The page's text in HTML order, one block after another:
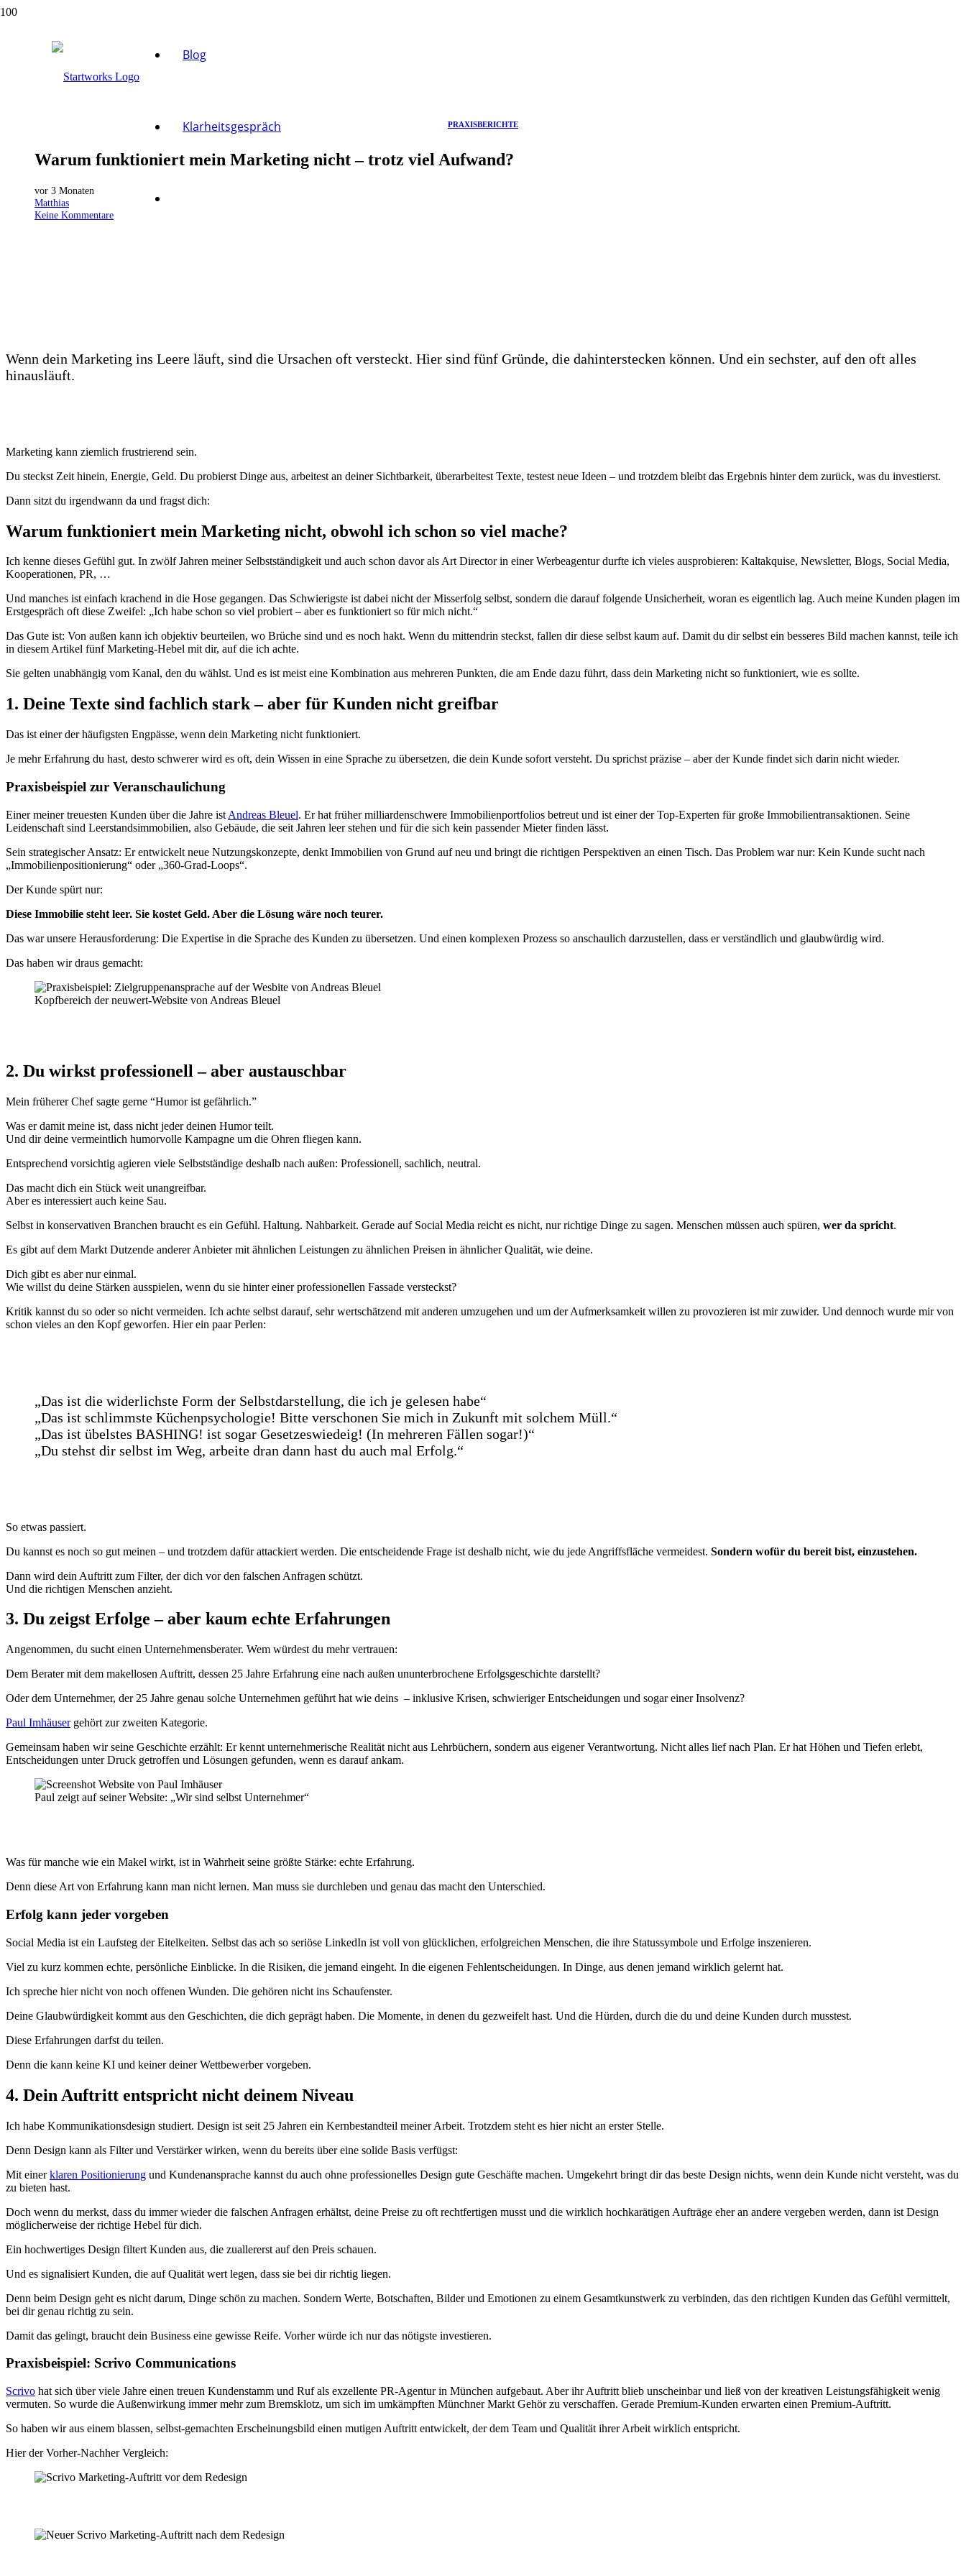
Blog
Klarheitsgespräch PRAXISBERICHTE
Warum funktioniert mein Marketing nicht – trotz viel Aufwand?
vor 3 Monaten
Matthias
Keine Kommentare
Wenn dein Marketing ins Leere läuft, sind die Ursachen oft versteckt. Hier sind fünf Gründe, die dahinterstecken können. Und ein sechster, auf den oft alles
hinausläuft.
Marketing kann ziemlich frustrierend sein.
Du steckst Zeit hinein, Energie, Geld. Du probierst Dinge aus, arbeitest an deiner Sichtbarkeit, überarbeitest Texte, testest neue Ideen – und trotzdem bleibt das Ergebnis hinter dem zurück, was du investierst.
Dann sitzt du irgendwann da und fragst dich:
Warum funktioniert mein Marketing nicht, obwohl ich schon so viel mache?
Ich kenne dieses Gefühl gut. In zwölf Jahren meiner Selbstständigkeit und auch schon davor als Art Director in einer Werbeagentur durfte ich vieles ausprobieren: Kaltakquise, Newsletter, Blogs, Social Media,
Kooperationen, PR, …
Und manches ist einfach krachend in die Hose gegangen. Das Schwierigste ist dabei nicht der Misserfolg selbst, sondern die darauf folgende Unsicherheit, woran es eigentlich lag. Auch meine Kunden plagen im
Erstgespräch oft diese Zweifel: „Ich habe schon so viel probiert – aber es funktioniert so für mich nicht.“
Das Gute ist: Von außen kann ich objektiv beurteilen, wo Brüche sind und es noch hakt. Wenn du mittendrin steckst, fallen dir diese selbst kaum auf. Damit du dir selbst ein besseres Bild machen kannst, teile ich
in diesem Artikel fünf Marketing-Hebel mit dir, auf die ich achte.
Sie gelten unabhängig vom Kanal, den du wählst. Und es ist meist eine Kombination aus mehreren Punkten, die am Ende dazu führt, dass dein Marketing nicht so funktioniert, wie es sollte.
1. Deine Texte sind fachlich stark – aber für Kunden nicht greifbar
Das ist einer der häufigsten Engpässe, wenn dein Marketing nicht funktioniert.
Je mehr Erfahrung du hast, desto schwerer wird es oft, dein Wissen in eine Sprache zu übersetzen, die dein Kunde sofort versteht. Du sprichst präzise – aber der Kunde findet sich darin nicht wieder.
Praxisbeispiel zur Veranschaulichung
Einer meiner treuesten Kunden über die Jahre ist Andreas Bleuel. Er hat früher milliardenschwere Immobilienportfolios betreut und ist einer der Top-Experten für große Immobilientransaktionen. Seine
Leidenschaft sind Leerstandsimmobilien, also Gebäude, die seit Jahren leer stehen und für die sich kein passender Mieter finden lässt.
Sein strategischer Ansatz: Er entwickelt neue Nutzungskonzepte, denkt Immobilien von Grund auf neu und bringt die richtigen Perspektiven an einen Tisch. Das Problem war nur: Kein Kunde sucht nach
„Immobilienpositionierung“ oder „360-Grad-Loops“.
Der Kunde spürt nur:
Diese Immobilie steht leer. Sie kostet Geld. Aber die Lösung wäre noch teurer.
Das war unsere Herausforderung: Die Expertise in die Sprache des Kunden zu übersetzen. Und einen komplexen Prozess so anschaulich darzustellen, dass er verständlich und glaubwürdig wird.
Das haben wir draus gemacht:
Kopfbereich der neuwert-Website von Andreas Bleuel
2. Du wirkst professionell – aber austauschbar
Mein früherer Chef sagte gerne “Humor ist gefährlich.”
Was er damit meine ist, dass nicht jeder deinen Humor teilt.
Und dir deine vermeintlich humorvolle Kampagne um die Ohren fliegen kann.
Entsprechend vorsichtig agieren viele Selbstständige deshalb nach außen: Professionell, sachlich, neutral.
Das macht dich ein Stück weit unangreifbar.
Aber es interessiert auch keine Sau.
Selbst in konservativen Branchen braucht es ein Gefühl. Haltung. Nahbarkeit. Gerade auf Social Media reicht es nicht, nur richtige Dinge zu sagen. Menschen müssen auch spüren, wer da spricht.
Es gibt auf dem Markt Dutzende anderer Anbieter mit ähnlichen Leistungen zu ähnlichen Preisen in ähnlicher Qualität, wie deine.
Dich gibt es aber nur einmal.
Wie willst du deine Stärken ausspielen, wenn du sie hinter einer professionellen Fassade versteckst?
Kritik kannst du so oder so nicht vermeiden. Ich achte selbst darauf, sehr wertschätzend mit anderen umzugehen und um der Aufmerksamkeit willen zu provozieren ist mir zuwider. Und dennoch wurde mir von
schon vieles an den Kopf geworfen. Hier ein paar Perlen:
„Das ist die widerlichste Form der Selbstdarstellung, die ich je gelesen habe“
„Das ist schlimmste Küchenpsychologie! Bitte verschonen Sie mich in Zukunft mit solchem Müll.“
„Das ist übelstes BASHING! ist sogar Gesetzeswiedeig! (In mehreren Fällen sogar!)“
„Du stehst dir selbst im Weg, arbeite dran dann hast du auch mal Erfolg.“
So etwas passiert.
Du kannst es noch so gut meinen – und trotzdem dafür attackiert werden. Die entscheidende Frage ist deshalb nicht, wie du jede Angriffsfläche vermeidest. Sondern wofür du bereit bist, einzustehen.
Dann wird dein Auftritt zum Filter, der dich vor den falschen Anfragen schützt.
Und die richtigen Menschen anzieht.
3. Du zeigst Erfolge – aber kaum echte Erfahrungen
Angenommen, du sucht einen Unternehmensberater. Wem würdest du mehr vertrauen:
Dem Berater mit dem makellosen Auftritt, dessen 25 Jahre Erfahrung eine nach außen ununterbrochene Erfolgsgeschichte darstellt?
Oder dem Unternehmer, der 25 Jahre genau solche Unternehmen geführt hat wie deins – inklusive Krisen, schwieriger Entscheidungen und sogar einer Insolvenz?
Paul Imhäusergehört zur zweiten Kategorie.
Gemeinsam haben wir seine Geschichte erzählt: Er kennt unternehmerische Realität nicht aus Lehrbüchern, sondern aus eigener Verantwortung. Nicht alles lief nach Plan. Er hat Höhen und Tiefen erlebt,
Entscheidungen unter Druck getroffen und Lösungen gefunden, wenn es darauf ankam.
Paul zeigt auf seiner Website: „Wir sind selbst Unternehmer“
Was für manche wie ein Makel wirkt, ist in Wahrheit seine größte Stärke: echte Erfahrung.
Denn diese Art von Erfahrung kann man nicht lernen. Man muss sie durchleben und genau das macht den Unterschied.
Erfolg kann jeder vorgeben
Social Media ist ein Laufsteg der Eitelkeiten. Selbst das ach so seriöse LinkedIn ist voll von glücklichen, erfolgreichen Menschen, die ihre Statussymbole und Erfolge inszenieren.
Viel zu kurz kommen echte, persönliche Einblicke. In die Risiken, die jemand eingeht. In die eigenen Fehlentscheidungen. In Dinge, aus denen jemand wirklich gelernt hat.
Ich spreche hier nicht von noch offenen Wunden. Die gehören nicht ins Schaufenster.
Deine Glaubwürdigkeit kommt aus den Geschichten, die dich geprägt haben. Die Momente, in denen du gezweifelt hast. Und die Hürden, durch die du und deine Kunden durch musstest.
Diese Erfahrungen darfst du teilen.
Denn die kann keine KI und keiner deiner Wettbewerber vorgeben.
4. Dein Auftritt entspricht nicht deinem Niveau
Ich habe Kommunikationsdesign studiert. Design ist seit 25 Jahren ein Kernbestandteil meiner Arbeit. Trotzdem steht es hier nicht an erster Stelle.
Denn Design kann als Filter und Verstärker wirken, wenn du bereits über eine solide Basis verfügst:
Mit einerklaren Positionierung und Kundenansprache kannst du auch ohne professionelles Design gute Geschäfte machen. Umgekehrt bringt dir das beste Design nichts, wenn dein Kunde nicht versteht, was du
zu bieten hast.
Doch wenn du merkst, dass du immer wieder die falschen Anfragen erhältst, deine Preise zu oft rechtfertigen musst und die wirklich hochkarätigen Aufträge eher an andere vergeben werden, dann ist Design
möglicherweise der richtige Hebel für dich.
Ein hochwertiges Design filtert Kunden aus, die zuallererst auf den Preis schauen.
Und es signalisiert Kunden, die auf Qualität wert legen, dass sie bei dir richtig liegen.
Denn beim Design geht es nicht darum, Dinge schön zu machen. Sondern Werte, Botschaften, Bilder und Emotionen zu einem Gesamtkunstwerk zu verbinden, das den richtigen Kunden das Gefühl vermittelt,
bei dir genau richtig zu sein.
Damit das gelingt, braucht dein Business eine gewisse Reife. Vorher würde ich nur das nötigste investieren.
Praxisbeispiel: Scrivo Communications
Scrivo hat sich über viele Jahre einen treuen Kundenstamm und Ruf als exzellente PR-Agentur in München aufgebaut. Aber ihr Auftritt blieb unscheinbar und ließ von der kreativen Leistungsfähigkeit wenig
vermuten. So wurde die Außenwirkung immer mehr zum Bremsklotz, um sich im umkämpften Münchner Markt Gehör zu verschaffen. Gerade Premium-Kunden erwarten einen Premium-Auftritt.
So haben wir aus einem blassen, selbst-gemachten Erscheinungsbild einen mutigen Auftritt entwickelt, der dem Team und Qualität ihrer Arbeit wirklich entspricht.
Hier der Vorher-Nachher Vergleich: